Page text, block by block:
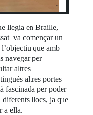
llegia en Braille,
va començar un
que amb
navegar per
altres
altres portes
fascinada per poder
diferents llocs, ja que
a ella.